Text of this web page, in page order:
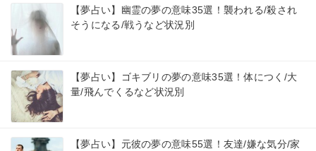
【夢占い】幽霊の夢の意味35選！襲われる/殺され
そうになる/戦うなど状況別
【夢占い】ゴキブリの夢の意味35選！体につく/大
量/飛んでくるなど状況別
【夢占い】元彼の夢の意味55選！友達/嫌な気分/家